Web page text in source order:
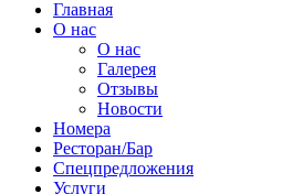
Главная
О нас
О нас
Галерея
Отзывы
Новости
Номера
Ресторан/Бар
Спецпредложения
Услуги